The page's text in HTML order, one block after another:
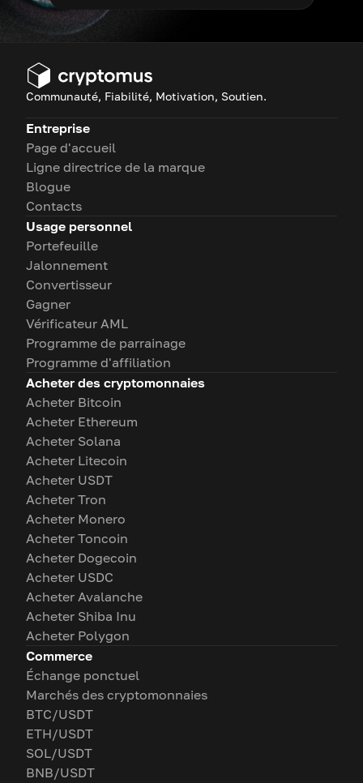
Communauté, Fiabilité, Motivation, Soutien.
Entreprise
Page d'accueil
Ligne directrice de la marque
Blogue
Contacts
Usage personnel
Portefeuille
Jalonnement
Convertisseur
Gagner
Vérificateur AML
Programme de parrainage
Programme d'affiliation
Acheter des cryptomonnaies
Acheter Bitcoin
Acheter Ethereum
Acheter Solana
Acheter Litecoin
Acheter USDT
Acheter Tron
Acheter Monero
Acheter Toncoin
Acheter Dogecoin
Acheter USDC
Acheter Avalanche
Acheter Shiba Inu
Acheter Polygon
Commerce
Échange ponctuel
Marchés des cryptomonnaies
BTC/USDT
ETH/USDT
SOL/USDT
BNB/USDT